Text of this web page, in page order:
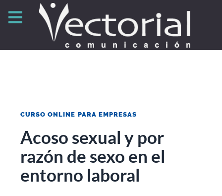
CURSO ONLINE PARA EMPRESAS
Acoso sexual y por
razón de sexo en el
entorno laboral